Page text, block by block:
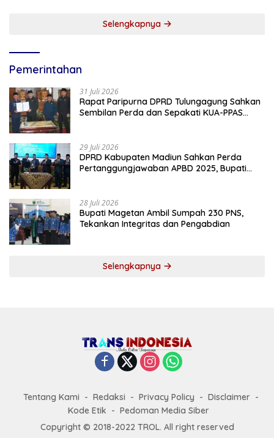
Selengkapnya
Pemerintahan
31 Juli 2026
Rapat Paripurna DPRD Tulungagung Sahkan
Sembilan Perda dan Sepakati KUA-PPAS
29 Juli 2026
DPRD Kabupaten Madiun Sahkan Perda
Pertanggungjawaban APBD 2025, Bupati
28 Juli 2026
Bupati Magetan Ambil Sumpah 230 PNS,
Tekankan Integritas dan Pengabdian
Selengkapnya
Tentang Kami Redaksi Privacy Policy
Disclaimer
Kode Etik
Pedoman Media Siber
Copyright © 2018-2022 TROL. All right reserved